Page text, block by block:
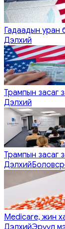
Гадаадын уран
Дэлхий
Трампын засаг
Дэлхий
Трампын засаг
Дэлхий
Medicare, жин
ДэлхийЭрүүл